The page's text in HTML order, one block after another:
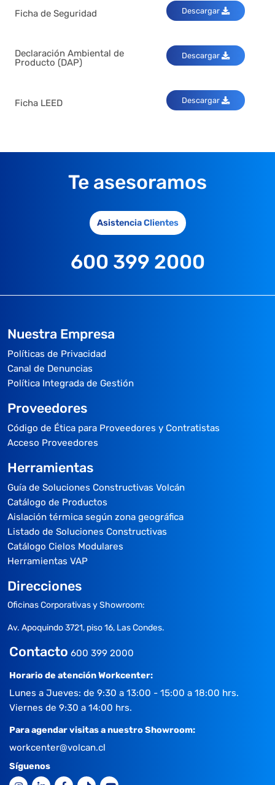
Ficha de Seguridad Descargar
Declaración Ambiental de
Producto (DAP)
Descargar
Ficha LEED Descargar
Te asesoramos
Asistencia Clientes
600 399 2000
Nuestra Empresa
Políticas de Privacidad
Canal de Denuncias
Política Integrada de Gestión
Proveedores
Código de Ética para Proveedores y Contratistas
Acceso Proveedores
Herramientas
Guía de Soluciones Constructivas Volcán
Catálogo de Productos
Aislación térmica según zona geográfica
Listado de Soluciones Constructivas
Catálogo Cielos Modulares
Herramientas VAP
Direcciones
Oficinas Corporativas y Showroom:
Av. Apoquindo 3721, piso 16, Las Condes.
Contacto 600 399 2000
Horario de atención Workcenter:
Lunes a Jueves: de 9:30 a 13:00 - 15:00 a 18:00 hrs.
Viernes de 9:30 a 14:00 hrs.
Para agendar visitas a nuestro Showroom:
workcenter@volcan.cl
Síguenos